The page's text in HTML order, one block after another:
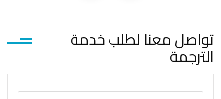
تواصل معنا لطلب خدمة
الترجمة